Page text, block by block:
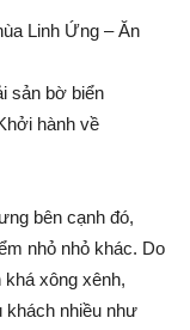
Linh Ứng – Ăn
sản bờ biển
hành về
bên cạnh đó,
nhỏ nhỏ khác. Do
xông xênh,
khách nhiều như